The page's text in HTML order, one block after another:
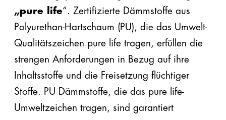
„pure life“. Zertifizierte Dämmstoffe aus
Polyurethan-Hartschaum (PU), die das Umwelt-
Qualitätszeichen pure life tragen, erfüllen die
strengen Anforderungen in Bezug auf ihre
Inhaltsstoffe und die Freisetzung flüchtiger
Stoffe. PU Dämmstoffe, die das pure life-
Umweltzeichen tragen, sind garantiert